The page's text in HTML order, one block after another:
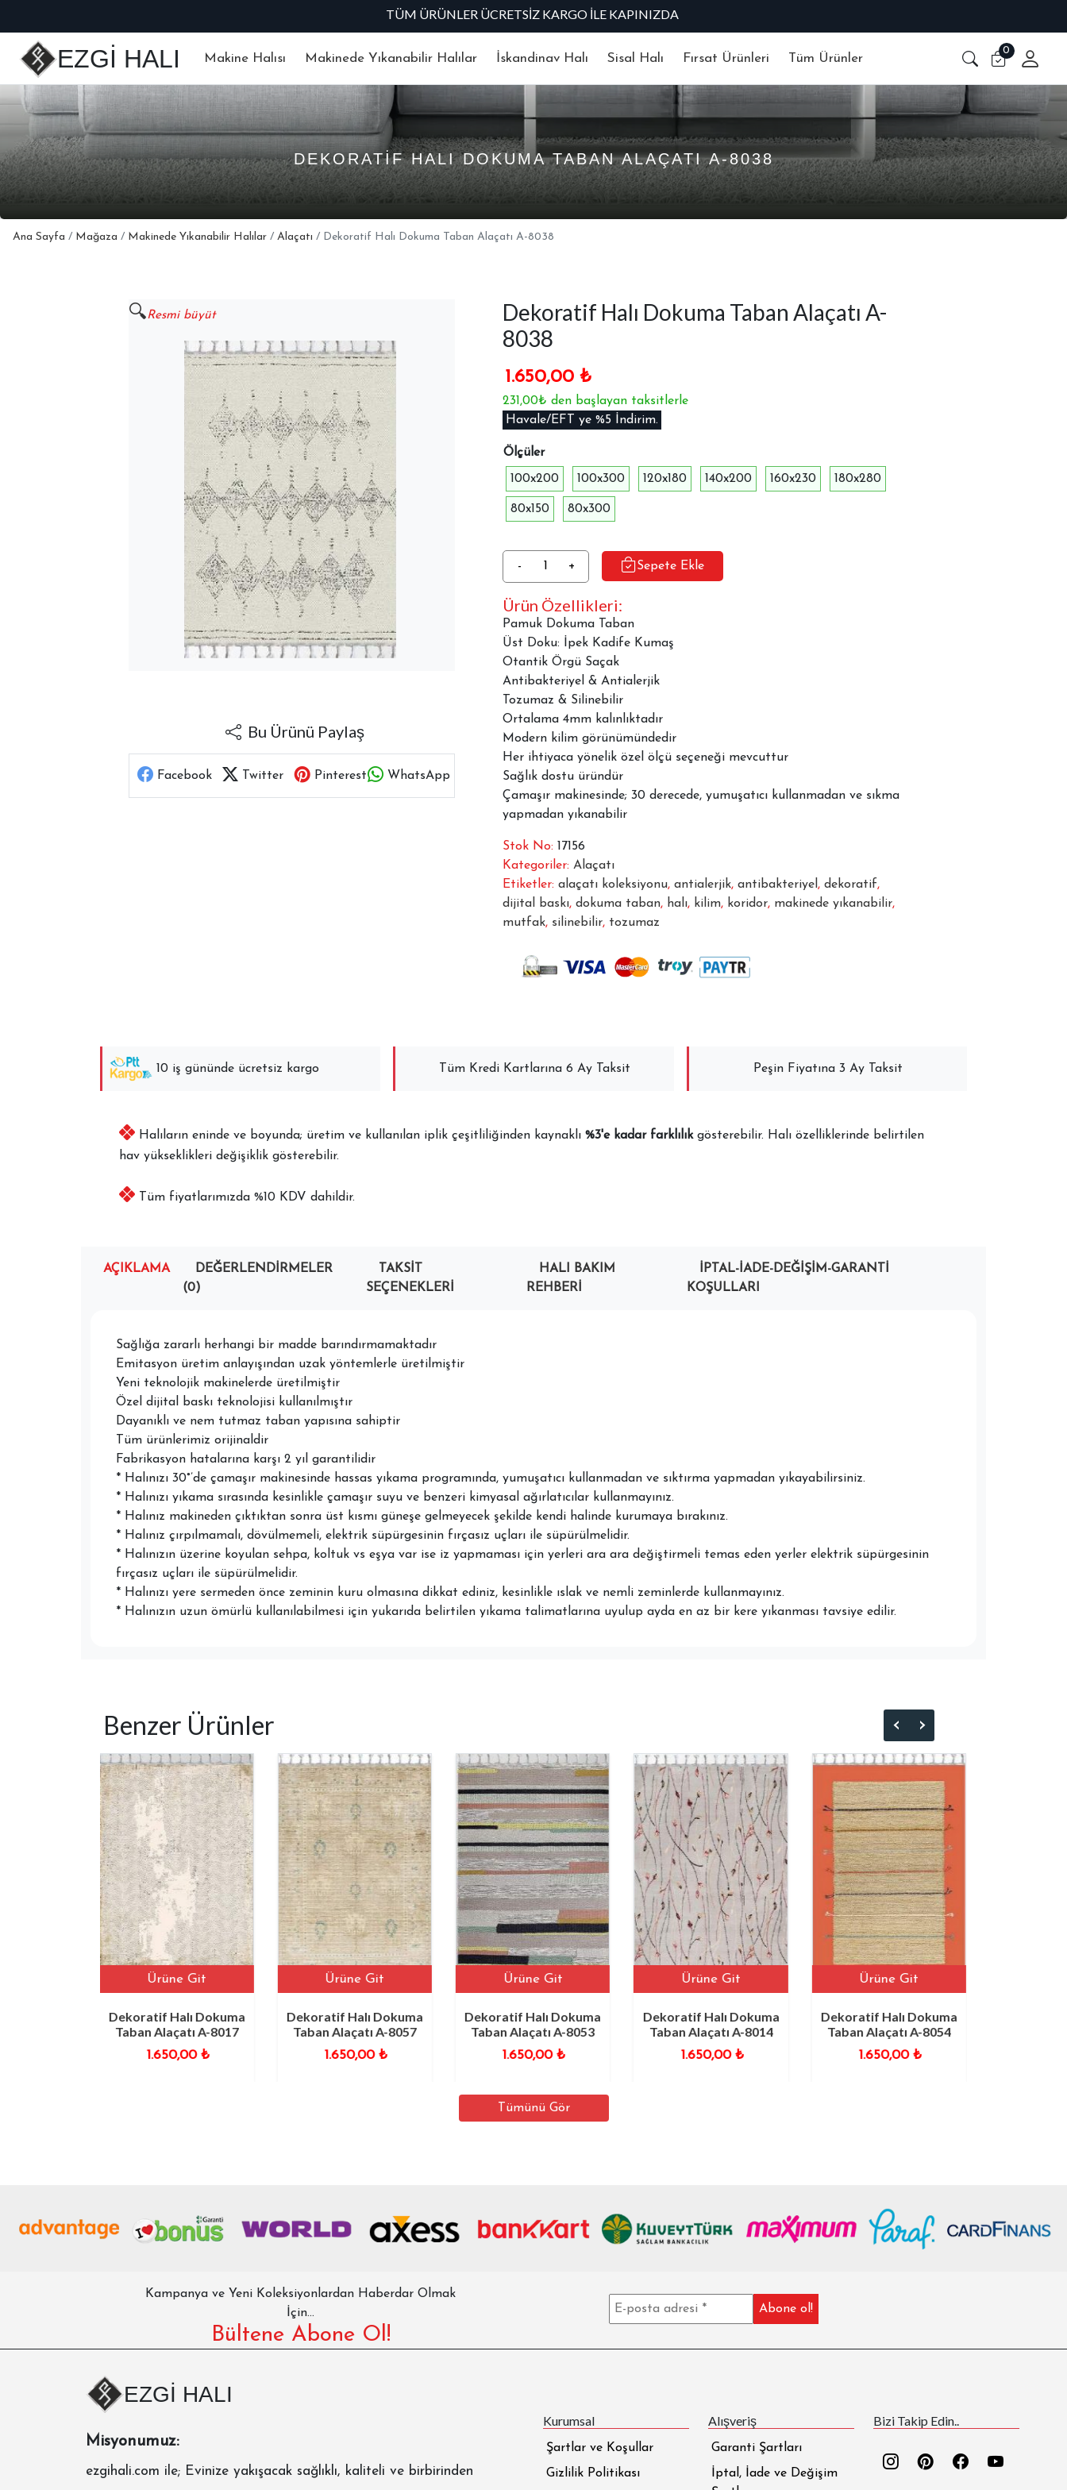
TÜM ÜRÜNLER ÜCRETSIZ KARGO İLE KAPINIZDA
EZGİ HALI Makine Halısı Makinede Yıkanabilir Halılar İskandinav Halı Sisal Halı Fırsat Ürünleri Tüm Ürünler
0
DEKORATIF HALI DOKUMA TABAN ALAÇATI A-8038
Ana Sayfa / Mağaza / Makinede Yıkanabilir Halılar / Alaçatı / Dekoratif Halı Dokuma Taban Alaçatı A-8038
🔍
Bu Ürünü Paylaş
Facebook Twitter Pinterest WhatsApp
Dekoratif Halı Dokuma Taban Alaçatı A-
8038
1.650,00 ₺
231,00₺ den başlayan taksitlerle
Havale/EFT ye %5 İndirim.
Ölçüler
100x200 100x300 120x180 140x200 160x230 180x280
80x150 80x300
-
Dekoratif
Halı
Dokuma
Taban
Alaçatı
A-
8038
adet
+ Sepete Ekle
Ürün Özellikleri:
Pamuk Dokuma Taban
Üst Doku: İpek Kadife Kumaş
Otantik Örgü Saçak
Antibakteriyel & Antialerjik
Tozumaz & Silinebilir
Ortalama 4mm kalınlıktadır
Modern kilim görünümündedir
Her ihtiyaca yönelik özel ölçü seçeneği mevcuttur
Sağlık dostu üründür
Çamaşır makinesinde; 30 derecede, yumuşatıcı kullanmadan ve sıkma
yapmadan yıkanabilir
Stok No: 17156
Kategoriler: Alaçatı
Etiketler: alaçatı koleksiyonu, antialerjik, antibakteriyel , dekoratif,
dijital baskı, dokuma taban, halı, kilim, koridor, makinede yıkanabilir,
mutfak, silinebilir, tozumaz
10 iş gününde ücretsiz kargo Tüm Kredi Kartlarına 6 Ay Taksit Peşin Fiyatına 3 Ay Taksit
Halıların eninde ve boyunda; üretim ve kullanılan iplik çeşitliliğinden kaynaklı %3'e kadar farklılıkgösterebilir. Halı özelliklerinde belirtilen
hav yükseklikleri değişiklik gösterebilir.
Tüm fiyatlarımızda %10 KDV dahildir.
AÇIKLAMA
DEĞERLENDIRMELER
(0)
TAKSIT
SEÇENEKLERI
HALI BAKIM
REHBERI
İPTAL-İADE-DEĞIŞIM-GARANTI
KOŞULLARI
Sağlığa zararlı herhangi bir madde barındırmamaktadır
Emitasyon üretim anlayışından uzak yöntemlerle üretilmiştir
Yeni teknolojik makinelerde üretilmiştir
Özel dijital baskı teknolojisi kullanılmıştır
Dayanıklı ve nem tutmaz taban yapısına sahiptir
Tüm ürünlerimiz orijinaldir
Fabrikasyon hatalarına karşı 2 yıl garantilidir
* Halınızı 30°’de çamaşır makinesinde hassas yıkama programında, yumuşatıcı kullanmadan ve sıktırma yapmadan yıkayabilirsiniz.
* Halınızı yıkama sırasında kesinlikle çamaşır suyu ve benzeri kimyasal ağırlatıcılar kullanmayınız.
* Halınız makineden çıktıktan sonra üst kısmı güneşe gelmeyecek şekilde kendi halinde kurumaya bırakınız.
* Halınız çırpılmamalı, dövülmemeli, elektrik süpürgesinin fırçasız uçları ile süpürülmelidir.
* Halınızın üzerine koyulan sehpa, koltuk vs eşya var ise iz yapmaması için yerleri ara ara değiştirmeli temas eden yerler elektrik süpürgesinin
fırçasız uçları ile süpürülmelidir.
* Halınızı yere sermeden önce zeminin kuru olmasına dikkat ediniz, kesinlikle ıslak ve nemli zeminlerde kullanmayınız.
* Halınızın uzun ömürlü kullanılabilmesi için yukarıda belirtilen yıkama talimatlarına uyulup ayda en az bir kere yıkanması tavsiye edilir.
Benzer Ürünler
Dekoratif Halı Dokuma
Taban Alaçatı A-8017
Dekoratif Halı Dokuma
Taban Alaçatı A-8057
Dekoratif Halı Dokuma
Taban Alaçatı A-8053
Dekoratif Halı Dokuma
Taban Alaçatı A-8014
Dekoratif Halı Dokuma
Taban Alaçatı A-8054
Dekoratif Halı Dokuma
Taban Alaçatı A-8040
‹ ›
Tümünü Gör
Kampanya ve Yeni Koleksiyonlardan Haberdar Olmak
İçin...
Bültene Abone Ol!
EZGİ HALI
Misyonumuz:
ezgihali.com ile; Evinize yakışacak sağlıklı, kaliteli ve birbirinden
Kurumsal
Şartlar ve Koşullar
Gizlilik Politikası
Alışveriş
Garanti Şartları
İptal, İade ve Değişim
Bizi Takip Edin..